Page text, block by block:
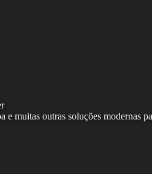
muitas outras soluções modernas